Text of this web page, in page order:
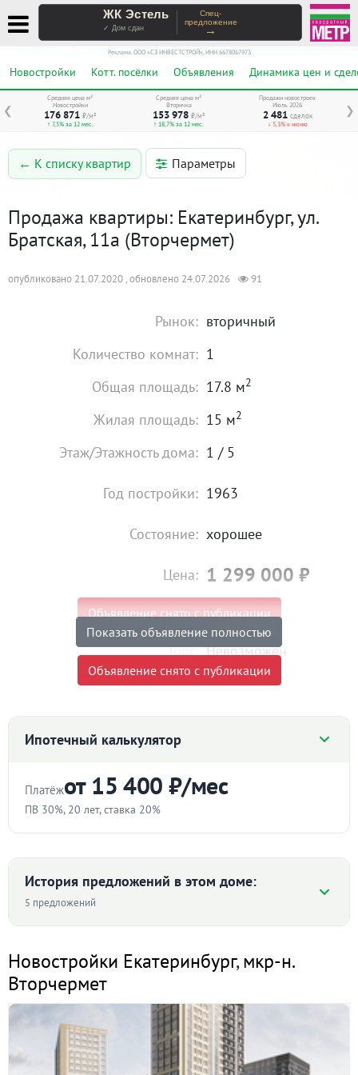
ЖК Эстель
✓ Дом сдан
Спец-
предложение
→
Реклама. ООО «СЗ ИНВЕСТСТРОЙ», ИНН 6678067973
Новостройки Котт. посёлки Объявления Динамика цен и
❮ ❯
Средняя цена м²
Новостройки
176 871 ₽/м²
↑ 7,5% за 12 мес.
Средняя цена м²
Вторичка
153 978 ₽/м²
↑ 18,7% за 12 мес.
Продажи новостроек
Июль 2026
2 481 сделок
↓ 5,3% к июню
← К списку квартир Параметры
Продажа квартиры: Екатеринбург, ул.
Братская, 11а (Вторчермет)
опубликовано 21.07.2020 , обновлено 24.07.2026 91
Рынок: вторичный
Количество комнат: 1
Общая площадь: 17.8 м2
Жилая площадь: 15 м2
Этаж/Этажность дома: 1 / 5
Год постройки: 1963
Состояние: хорошее
Цена: 1 299 000 ₽
Объявление снято с публикации
Торг: Невозможен
Ипотека: Не подходит
Уютная однокомнатная квартира. Высокий этаж,
ремонт. Удачное расположение дома, детский сад,
В шаговой доступности остановки общественного
транспорта. Квартира освобождена. Документы
готовы.
ID объекта в нашей базе: 11237
Показать объявление полностью
Объявление снято с публикации
Ипотечный калькулятор
Платёжот 15 400 ₽/мес
ПВ 30%, 20 лет, ставка 20%
Срок
История предложений в этом доме:
5 предложений
54 696
Новостройки Екатеринбург,мкр-н.
Вторчермет